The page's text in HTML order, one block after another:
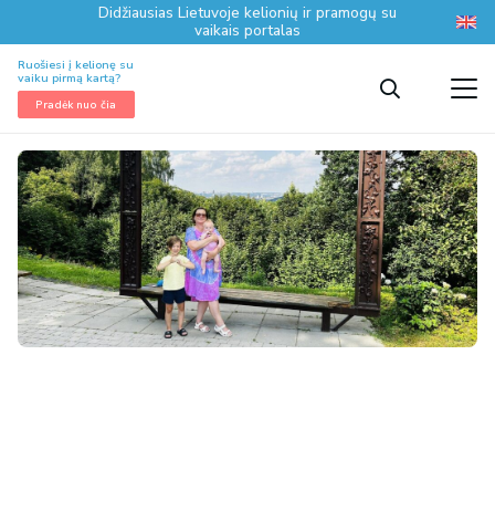
Didžiausias Lietuvoje kelionių ir pramogų su
vaikais portalas
Ruošiesi į kelionę su
vaiku pirmą kartą?
Pradėk nuo čia